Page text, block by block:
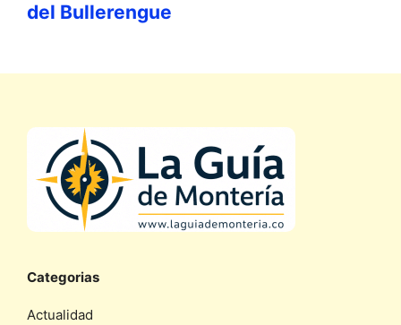
del Bullerengue
Categorias
Actualidad